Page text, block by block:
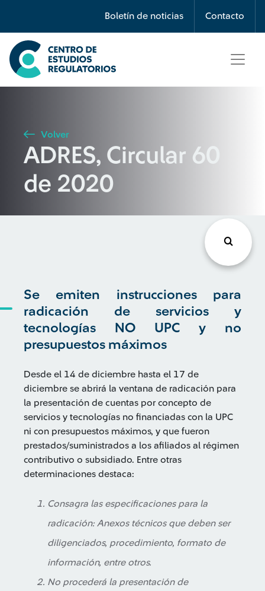
Boletín de noticias Contacto
Búsqueda
Seleccione país
Buscar
Volver
ADRES, Circular 60
de 2020
Se emiten instrucciones para
radicación de servicios y
tecnologías NO UPC y no
presupuestos máximos
Desde el 14 de diciembre hasta el 17 de
diciembre se abrirá la ventana de radicación para
la presentación de cuentas por concepto de
servicios y tecnologías no financiadas con la UPC
ni con presupuestos máximos, y que fueron
prestados/suministrados a los afiliados al régimen
contributivo o subsidiado. Entre otras
determinaciones destaca:
Consagra las especificaciones para la
radicación: Anexos técnicos que deben ser
diligenciados, procedimiento, formato de
información, entre otros.
No procederá la presentación de